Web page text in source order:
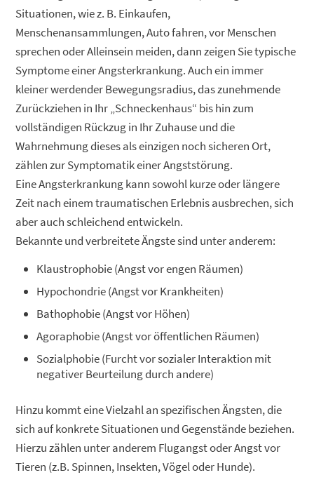
Situationen, wie z. B. Einkaufen,
Menschenansammlungen, Auto fahren, vor Menschen
sprechen oder Alleinsein meiden, dann zeigen Sie typische
Symptome einer Angsterkrankung. Auch ein immer
kleiner werdender Bewegungsradius, das zunehmende
Zurückziehen in Ihr „Schneckenhaus“ bis hin zum
vollständigen Rückzug in Ihr Zuhause und die
Wahrnehmung dieses als einzigen noch sicheren Ort,
zählen zur Symptomatik einer Angststörung.
Eine Angsterkrankung kann sowohl kurze oder längere
Zeit nach einem traumatischen Erlebnis ausbrechen, sich
aber auch schleichend entwickeln.
Bekannte und verbreitete Ängste sind unter anderem:
Klaustrophobie (Angst vor engen Räumen)
Hypochondrie (Angst vor Krankheiten)
Bathophobie (Angst vor Höhen)
Agoraphobie (Angst vor öffentlichen Räumen)
Sozialphobie (Furcht vor sozialer Interaktion mit
negativer Beurteilung durch andere)
Hinzu kommt eine Vielzahl an spezifischen Ängsten, die
sich auf konkrete Situationen und Gegenstände beziehen.
Hierzu zählen unter anderem Flugangst oder Angst vor
Tieren (z.B. Spinnen, Insekten, Vögel oder Hunde).